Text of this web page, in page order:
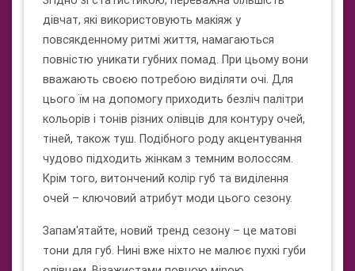
дівчат, які використовують макіяж у
повсякденному ритмі життя, намагаються
повністю уникати губних помад. При цьому вони
вважають своєю потребою виділяти очі. Для
цього їм на допомогу приходить безліч палітри
кольорів і тонів різних олівців для контуру очей,
тіней, також туш. Подібного роду акцентування
чудово підходить жінкам з темним волоссям.
Крім того, витончений колір губ та виділення
очей – ключовий атрибут моди цього сезону.
Запам'ятайте, новий тренд сезону – це матові
тони для губ. Нині вже ніхто не малює пухкі губи